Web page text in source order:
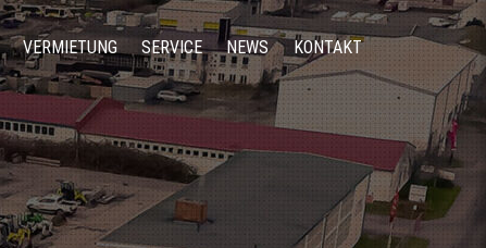
VERMIETUNG SERVICE NEWS KONTAKT